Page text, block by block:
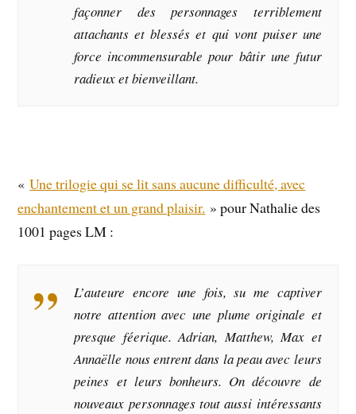
façonner des personnages terriblement
attachants et blessés et qui vont puiser une
force incommensurable pour bâtir une futur
radieux et bienveillant.
«Une trilogie qui se lit sans aucune difficulté, avec
enchantement et un grand plaisir. » pour Nathalie des
1001 pages LM :
L’auteure encore une fois, su me captiver
notre attention avec une plume originale et
presque féerique. Adrian, Matthew, Max et
Annaëlle nous entrent dans la peau avec leurs
peines et leurs bonheurs. On découvre de
nouveaux personnages tout aussi intéressants